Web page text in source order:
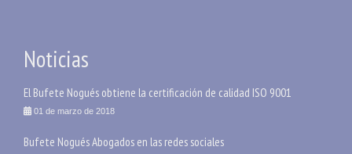
Noticias
El Bufete Nogués obtiene la certificación de calidad ISO 9001
01 de marzo de 2018
Bufete Nogués Abogados en las redes sociales